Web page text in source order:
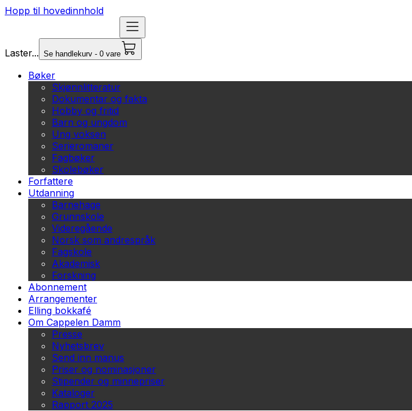
Hopp til hovedinnhold
Laster... Se handlekurv - 0 vare
Bøker
Skjønnlitteratur
Dokumentar og fakta
Hobby og fritid
Barn og ungdom
Ung voksen
Serieromaner
Fagbøker
Skolebøker
Forfattere
Utdanning
Barnehage
Grunnskole
Videregående
Norsk som andrespråk
Fagskole
Akademisk
Forskning
Abonnement
Arrangementer
Elling bokkafé
Om Cappelen Damm
Presse
Nyhetsbrev
Send inn manus
Priser og nominasjoner
Stipender og minnepriser
Kataloger
Rapport 2025